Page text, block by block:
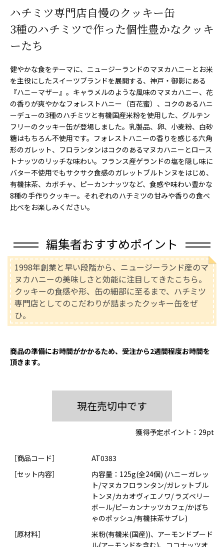
ハチミツ専門店自慢のクッキー缶
3種のハチミツで作った個性豊かなクッキ
ーたち
健やかな食をテーマに、ニュージーランドのマヌカハニーとお米
を主役にしたスイーツブランドを展開する、神戸・御影にある
『ハニーマザー』。キャラメルのような風味のマヌカハニー、花
の香りが爽やかなフォレストハニー（百花蜜）、コクのあるハニ
ーデューの3種のハチミツと有機国産米粉を使用した、グルテン
フリーのクッキー缶が登場しました。乳製品、卵、小麦粉、白砂
糖はもちろん不使用です。フォレストハニーの香りを感じる六角
形のガレット、フロランタンはコクのあるマヌカハニーとロース
トナッツのリッチな味わい。フランス産ゲランドの塩を隠し味に
バター不使用でもサクサク食感のガレットブルトンヌをはじめ、
有機抹茶、カボチャ、ピーカンナッツなど、食感や味わい豊かな
8種の手作りクッキー。それぞれのハチミツの甘みや香りの食べ
比べをお楽しみください。
編集者おすすめポイント
1998年創業と早い段階から、ニュージーランド産のマ
ヌカハニーの美味しさと効能に注目してきたこちら。
クッキーの食感や形、缶の細部に至るまで、ハチミツ
専門店としてのこだわりが詰まったクッキー缶をぜ
ひ。
商品の準備にお時間がかかるため、受注から2週間程度お時間を
頂きます。
現在売切中です
獲得予定ポイント： 29pt
［商品コード］
AT0383
［セット内容］
内容量：125g(全24個) (ハニーガレッ
ト/マヌカフロランタン/ガレットブル
トンヌ/カカオヴィエノワ/ ラズベリー
ボール/ピーカンナッツカフェ/かぼち
ゃのポッシュ/有機抹茶サブレ)
［原材料］
米粉(有機米(国産))、アーモンドプード
ル(アーモンドを含む)、ココナッツオ